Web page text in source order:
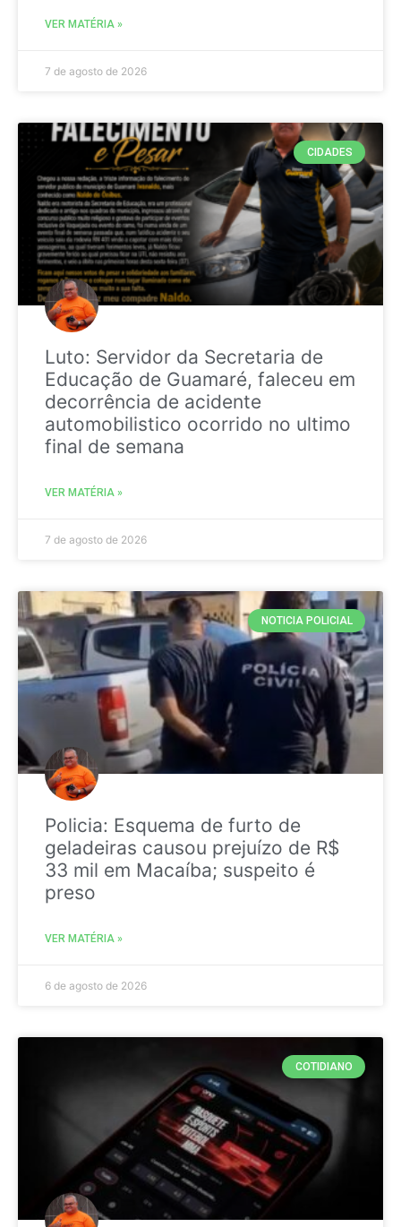
VER MATÉRIA »
7 de agosto de 2026
CIDADES
Luto: Servidor da Secretaria de
Educação de Guamaré, faleceu em
decorrência de acidente
automobilistico ocorrido no ultimo
final de semana
VER MATÉRIA »
7 de agosto de 2026
NOTICIA POLICIAL
Policia: Esquema de furto de
geladeiras causou prejuízo de R$
33 mil em Macaíba; suspeito é
preso
VER MATÉRIA »
6 de agosto de 2026
COTIDIANO